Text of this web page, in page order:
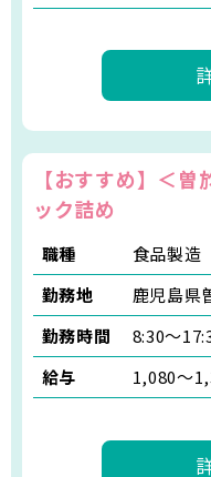
【おすすめ】＜
ック詰め
職種
食品製造
勤務地
鹿児島県
勤務時間
8:30～
給与
1,080〜